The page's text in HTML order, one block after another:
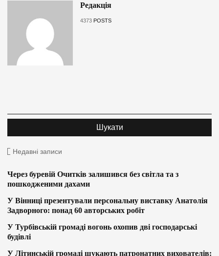
Редакція
4373 POSTS
Недавні записи
Через буревій Очитків залишився без світла та з
пошкодженими дахами
У Вінниці презентували персональну виставку Анатолія
Задворного: понад 60 авторських робіт
У Турбівській громаді вогонь охопив дві господарські
будівлі
У Літинській громаді шукають патронатних вихователів: